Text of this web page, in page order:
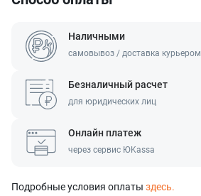
Наличными
самовывоз / доставка курьером
Безналичный расчет
для юридических лиц
Онлайн платеж
через сервис ЮKassa
Подробные условия оплаты здесь.